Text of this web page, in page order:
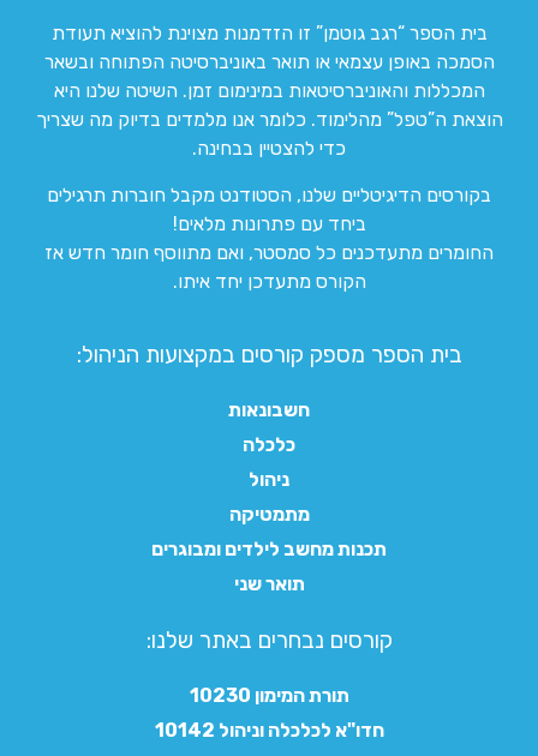
בית הספר “רגב גוטמן” זו הזדמנות מצוינת להוציא תעודת
הסמכה באופן עצמאי או תואר באוניברסיטה הפתוחה ובשאר
המכללות והאוניברסיטאות במינימום זמן. השיטה שלנו היא
הוצאת ה”טפל” מהלימוד. כלומר אנו מלמדים בדיוק מה שצריך
כדי להצטיין בבחינה.
בקורסים הדיגיטליים שלנו, הסטודנט מקבל חוברות תרגילים
ביחד עם פתרונות מלאים!
החומרים מתעדכנים כל סמסטר, ואם מתווסף חומר חדש אז
הקורס מתעדכן יחד איתו.
בית הספר מספק קורסים במקצועות הניהול:
חשבונאות
כלכלה
ניהול
מתמטיקה
תכנות מחשב לילדים ומבוגרים
תואר שני
קורסים נבחרים באתר שלנו:​
תורת המימון 10230
חדו"א לכלכלה וניהול 10142